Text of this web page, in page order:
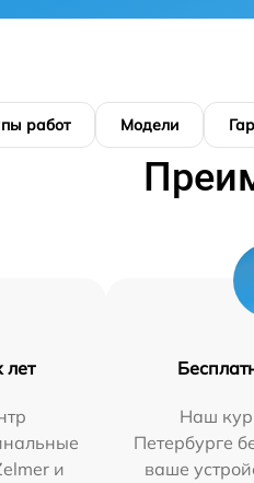
работ Модели
лет
и
Наш
Петербурге
ваше